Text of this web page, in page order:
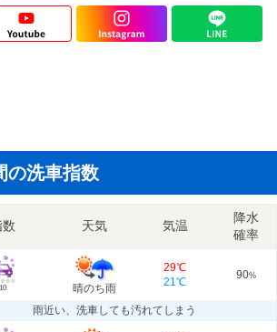
の洗車指数
天気 気温
降水
確率
10 晴のち雨
29℃
21℃
90%
雨近い、洗車しても汚れてしまう